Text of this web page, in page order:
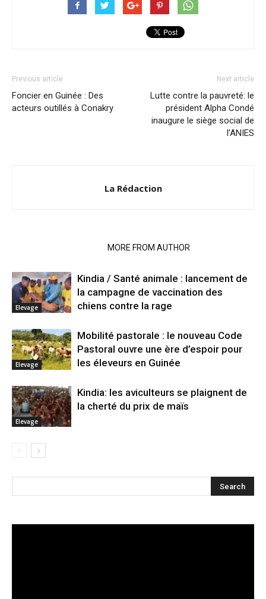
Previous article
Foncier en Guinée : Des
acteurs outillés à Conakry
Next article
Lutte contre la pauvreté: le
président Alpha Condé
inaugure le siège social de
l’ANIES
La Rédaction
MORE FROM AUTHOR
Elevage
Kindia / Santé animale : lancement de
la campagne de vaccination des
chiens contre la rage
Elevage
Mobilité pastorale : le nouveau Code
Pastoral ouvre une ère d’espoir pour
les éleveurs en Guinée
Elevage
Kindia: les aviculteurs se plaignent de
la cherté du prix de maïs